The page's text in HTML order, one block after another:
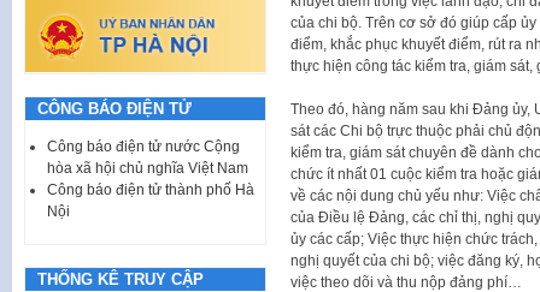
của chi bộ. Trên cơ sở đó giúp cấp
điểm, khắc phục khuyết điểm, rút ra
thực hiện công tác kiểm tra, giám
Theo đó, hàng năm sau khi Đảng ủy,
sát các Chi bộ trực thuộc phải chủ
kiểm tra, giám sát chuyên đề dành
chức ít nhất 01 cuộc kiểm tra hoặc
về các nội dung chủ yếu như: Việc
của Điều lệ Đảng, các chỉ thị, nghị
ủy các cấp; Việc thực hiện chức
nghị quyết của chi bộ; việc đăng ký,
việc theo dõi và thu nộp đảng phí…
CÔNG BÁO ĐIỆN TỬ
Công báo điện tử nước Cộng
hòa xã hội chủ nghĩa Việt Nam
Công báo điện tử thành phố Hà
Nội
THỐNG KÊ TRUY CẬP